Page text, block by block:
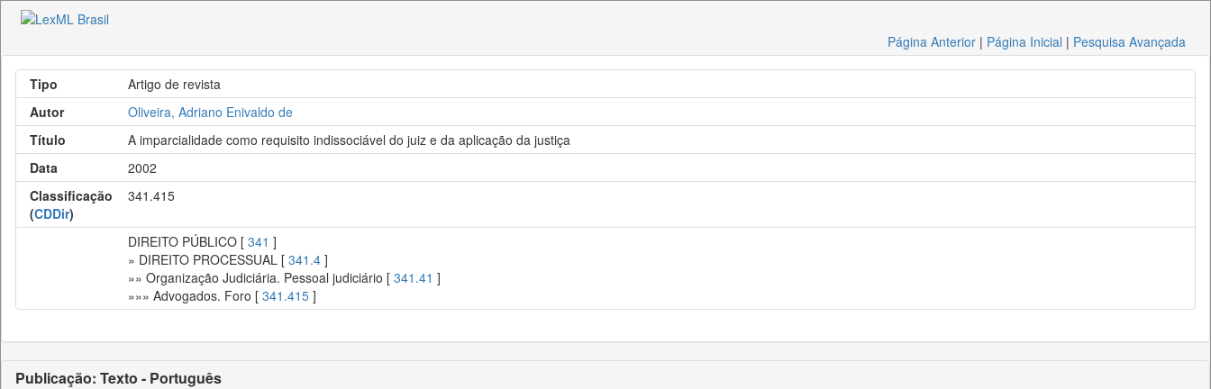
Página Anterior | Página Inicial | Pesquisa Avançada
Tipo
Artigo de revista
Autor
Oliveira, Adriano Enivaldo de
Título
A imparcialidade como requisito indissociável do juiz e da aplicação da justiça
Data
2002
Classificação
(CDDir)
341.415
DIREITO PÚBLICO [ 341 ]
» DIREITO PROCESSUAL [ 341.4 ]
»» Organização Judiciária. Pessoal judiciário [ 341.41 ]
»»» Advogados. Foro [ 341.415 ]
Publicação: Texto - Português